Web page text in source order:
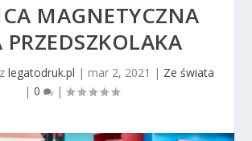
MAGNETYCZNA
PRZEDSZKOLAKA
legatodruk.pl | mar 2, 2021 | Ze świata
| 0 |